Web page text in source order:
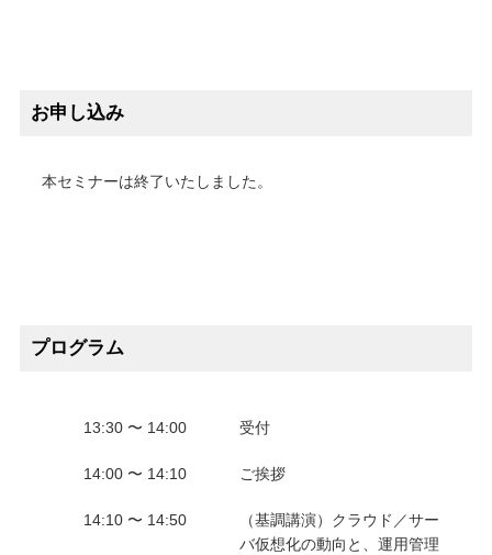
お申し込み
本セミナーは終了いたしました。
プログラム
13:30 〜 14:00 受付
14:00 〜 14:10 ご挨拶
14:10 〜 14:50
（基調講演）クラウド／サー
バ仮想化の動向と、運用管理